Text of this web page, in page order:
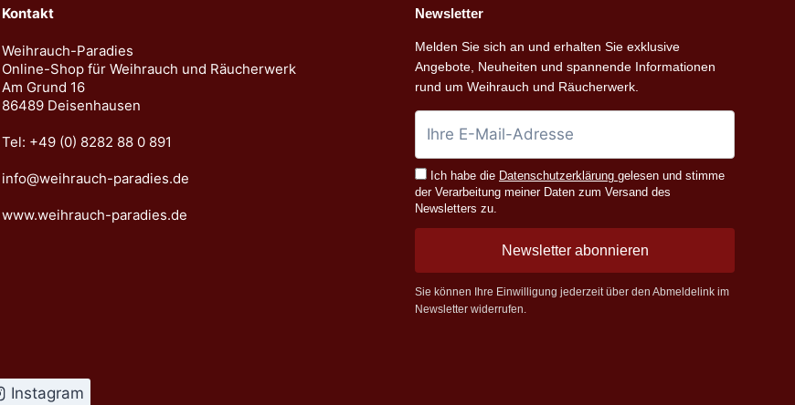
Kontakt
Weihrauch-Paradies
Online-Shop für Weihrauch und Räucherwerk
Am Grund 16
86489 Deisenhausen
Tel: +49 (0) 8282 88 0 891
info@weihrauch-paradies.de
www.weihrauch-paradies.de
Newsletter
Melden Sie sich an und erhalten Sie exklusive
Angebote, Neuheiten und spannende Informationen
rund um Weihrauch und Räucherwerk.
Ich habe die Datenschutzerklärung gelesen und stimme
der Verarbeitung meiner Daten zum Versand des
Newsletters zu.
Newsletter abonnieren
Sie können Ihre Einwilligung jederzeit über den Abmeldelink im
Newsletter widerrufen.
Instagram